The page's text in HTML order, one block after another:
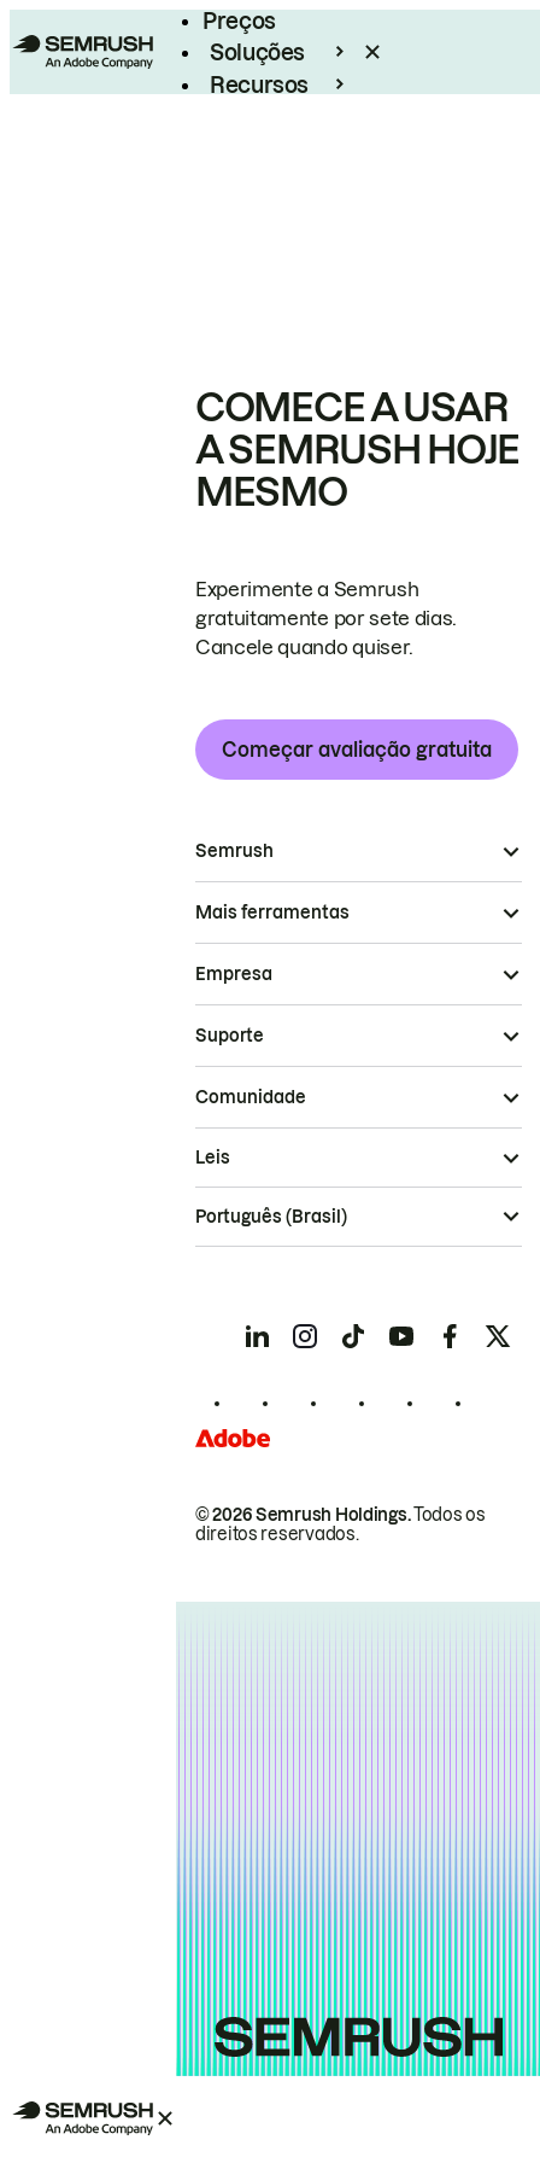
Preços
Soluções
Recursos
COMECE A USAR
A SEMRUSH HOJE
MESMO
Experimente a Semrush
gratuitamente por sete dias.
Cancele quando quiser.
Começar avaliação gratuita
Semrush
Mais ferramentas
Empresa
Suporte
Comunidade
© 2026 Semrush Holdings.Todos os
direitos reservados.
Leis
Português (Brasil)